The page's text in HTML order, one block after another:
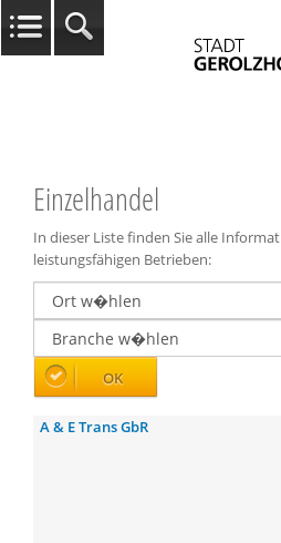
Einzelhandel
In dieser Liste finden Sie alle
leistungsfähigen Betrieben:
A & E Trans GbR